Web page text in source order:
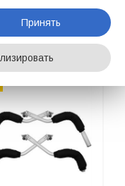
Принять